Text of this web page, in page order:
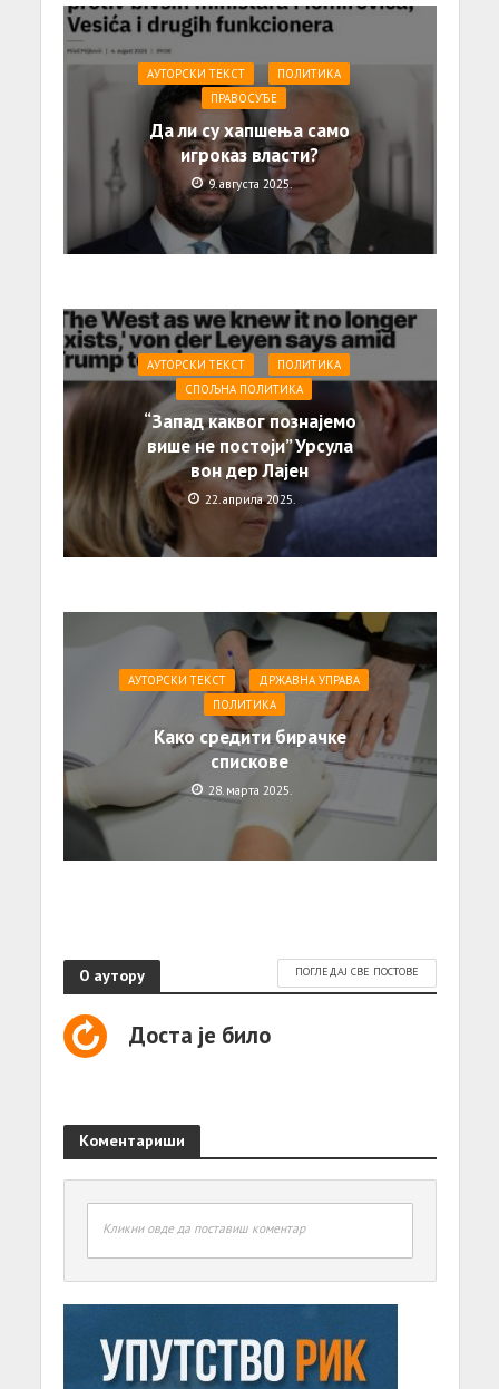
АУТОРСКИ ТЕКСТ
ПОЛИТИКА
ПРАВОСУЂЕ
Да ли су хапшења само
игроказ власти?
9. августа 2025.
АУТОРСКИ ТЕКСТ
ПОЛИТИКА
СПОЉНА ПОЛИТИКА
“Запад каквог познајемо
више не постоји” Урсула
вон дер Лајен
22. априла 2025.
АУТОРСКИ ТЕКСТ
ДРЖАВНА УПРАВА
ПОЛИТИКА
Како средити бирачке
спискове
28. марта 2025.
О аутору ПОГЛЕДАЈ СВЕ ПОСТОВЕ
Доста је било
Коментариши
Кликни овде да поставиш коментар